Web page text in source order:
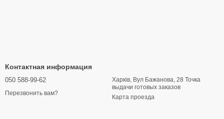
Контактная информация
050 588-99-62
Перезвонить вам?
Харків, Вул Бажанова, 28 Точка
выдачи готовых заказов
Карта проезда